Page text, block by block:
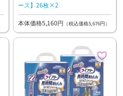
ース】26枚×2
本体価格5,160円 （税込価格5,676円）